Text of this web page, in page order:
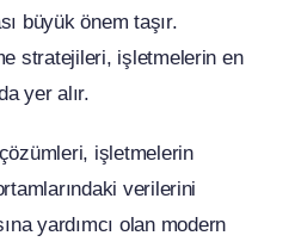
büyük önem taşır.
stratejileri, işletmelerin en
yer alır.
işletmelerin
verilerini
yardımcı olan modern